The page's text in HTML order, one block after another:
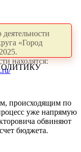
«Город
находятся:
происходящим по
уже напрямую
обвиняют
бюджета.